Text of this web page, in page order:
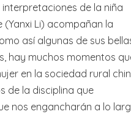
de la niña
(Yanxi Li) acompañan la
así algunas de sus
hay muchos momentos
en la sociedad rural
de la disciplina que
nos engancharán a lo